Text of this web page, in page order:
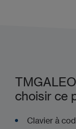
choisir ce
Clavier à